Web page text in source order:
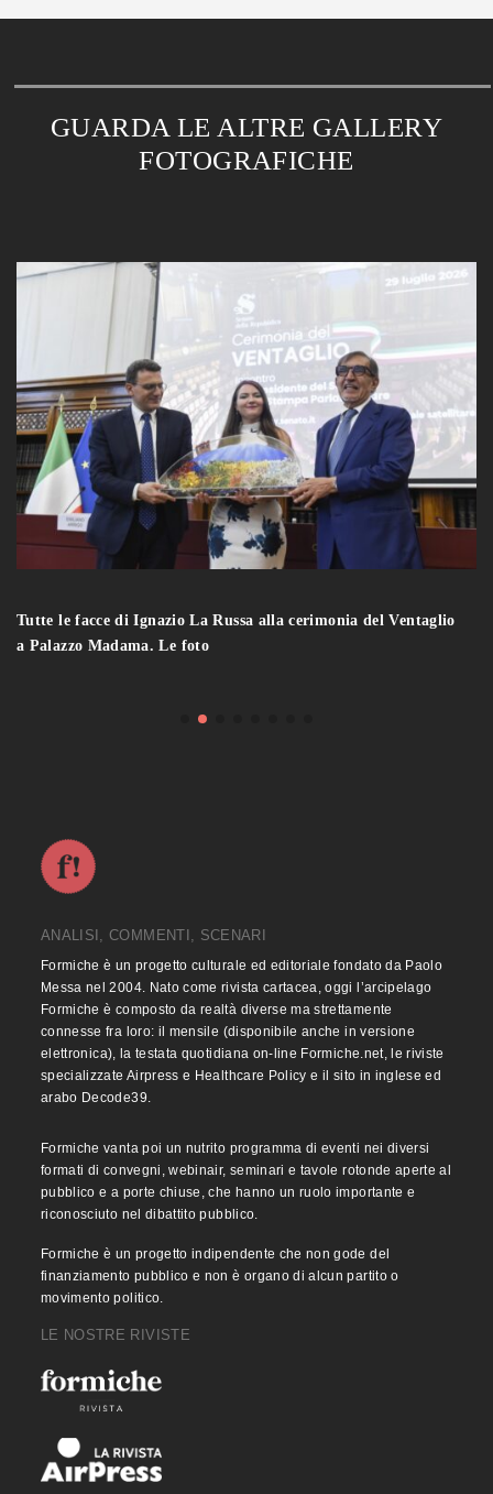
GUARDA LE ALTRE GALLERY
FOTOGRAFICHE
Tutte le facce di Ignazio La Russa alla cerimonia del Ventaglio
a Palazzo Madama. Le foto
ANALISI, COMMENTI, SCENARI
Formiche è un progetto culturale ed editoriale fondato da Paolo
Messa nel 2004. Nato come rivista cartacea, oggi l’arcipelago
Formiche è composto da realtà diverse ma strettamente
connesse fra loro: il mensile (disponibile anche in versione
elettronica), la testata quotidiana on-line Formiche.net, le riviste
specializzate Airpress e Healthcare Policy e il sito in inglese ed
arabo Decode39.
Formiche vanta poi un nutrito programma di eventi nei diversi
formati di convegni, webinair, seminari e tavole rotonde aperte al
pubblico e a porte chiuse, che hanno un ruolo importante e
riconosciuto nel dibattito pubblico.
Formiche è un progetto indipendente che non gode del
finanziamento pubblico e non è organo di alcun partito o
movimento politico.
LE NOSTRE RIVISTE